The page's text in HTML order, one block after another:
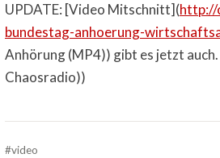
UPDATE: [Video Mitschnitt](http://
bundestag-anhoerung-
Anhörung (MP4)) gibt es jetzt
Chaosradio))
#video